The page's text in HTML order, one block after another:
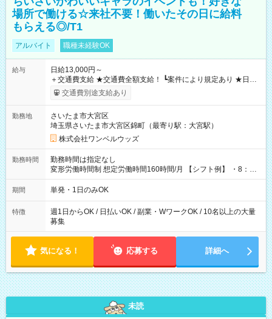
場所で働ける☆来社不要！働いたその日に給料
もらえる◎/T1
アルバイト 職種未経験OK
給与
日給13,000円～
＋交通費支給 ★交通費全額支給！ ┗案件により規定あり ★日払
いOK！（規定あり） ┗働いたその日に現金GET♪ お仕事後はコ
ンビニATMから 日払い分を引き落とせます！ 【試用期間】試
交通費別途支給あり
勤務地
さいたま市大宮区
埼玉県さいたま市大宮区錦町（最寄り駅：大宮駅）
株式会社ワンベルウッズ
勤務時間
勤務時間は指定なし
変形労働時間制 想定労働時間160時間/月 【シフト例】 ・8：00
～21：00
期間 単発・1日のみOK
特徴
週1日からOK / 日払いOK / 副業・WワークOK / 10名以上の大量
募集
気になる！ 応募する 詳細へ
未読